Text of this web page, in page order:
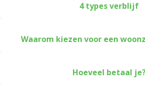
4 types verblijf
Waarom kiezen voor een
Hoeveel betaal